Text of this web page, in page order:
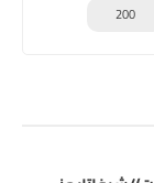
200